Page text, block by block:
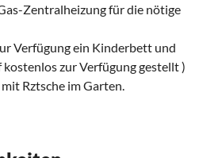
Zentralheizung für die nötige
Verfügung ein Kinderbett und
zur Verfügung gestellt )
Rztsche im Garten.